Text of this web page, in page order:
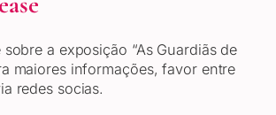
sobre a exposição “As Guardiãs de
maiores informações, favor entre
redes socias.